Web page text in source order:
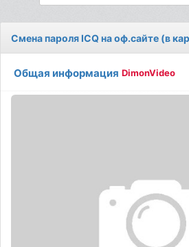
Смена пароля ICQ на оф.сайте (в
Общая информация DimonVideo